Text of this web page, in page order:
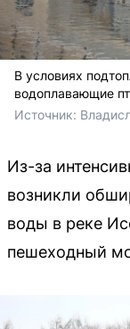
В условиях
водоплавающие
Источник:
Из-за
возникли
воды в реке
пешеходный